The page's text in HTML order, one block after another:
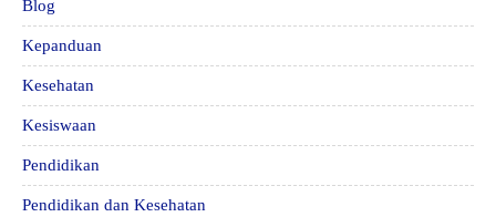
Blog
Kepanduan
Kesehatan
Kesiswaan
Pendidikan
Pendidikan dan Kesehatan